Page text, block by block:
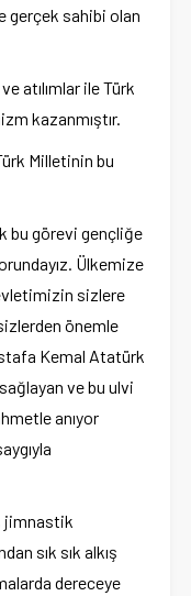
gerçek sahibi olan
atılımlar ile Türk
kazanmıştır.
Milletinin bu
bu görevi gençliğe
Ülkemize
sizlere
önemle
Kemal Atatürk
ve bu ulvi
anıyor
jimnastik
sık sık alkış
dereceye